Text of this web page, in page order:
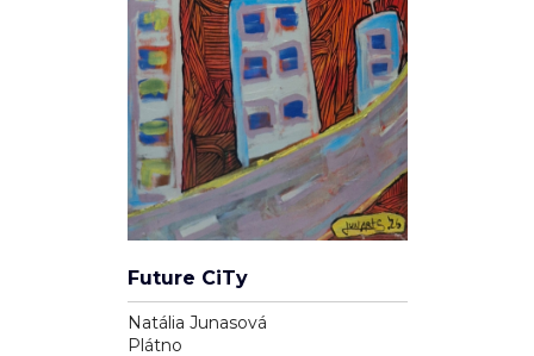
Future CiTy
Natália Junasová
Plátno